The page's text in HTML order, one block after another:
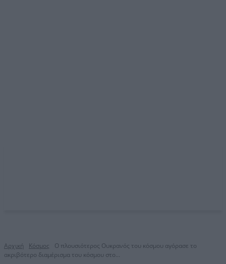
Αρχική Κόσμος
Ο πλουσιότερος Ουκρανός του κόσμου αγόρασε το
ακριβότερο διαμέρισμα του κόσμου στο...